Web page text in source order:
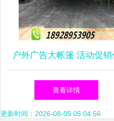
户外广告大帐篷 活动促销
缩帐篷定制与选购全指南
查看详情
更新时间：2026-08-05 05:04:56